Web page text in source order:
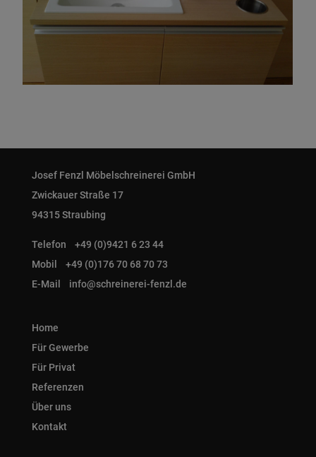
Josef Fenzl Möbelschreinerei GmbH
Zwickauer Straße 17
94315 Straubing
Telefon +49 (0)9421 6 23 44
Mobil +49 (0)176 70 68 70 73
E-Mail info@schreinerei-fenzl.de
Home
Für Gewerbe
Für Privat
Referenzen
Über uns
Kontakt